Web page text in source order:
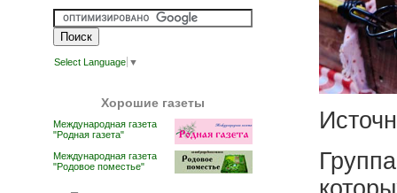
Select Language ▼
Хорошие газеты
Международная газета
"Родная газета"
Международная газета
"Родовое поместье"